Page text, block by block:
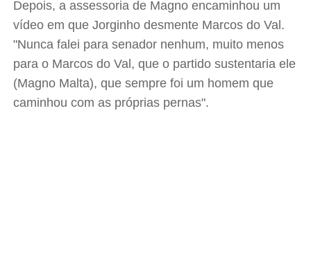
Depois, a assessoria de Magno encaminhou um
vídeo em que Jorginho desmente Marcos do Val.
"Nunca falei para senador nenhum, muito menos
para o Marcos do Val, que o partido sustentaria ele
(Magno Malta), que sempre foi um homem que
caminhou com as próprias pernas".